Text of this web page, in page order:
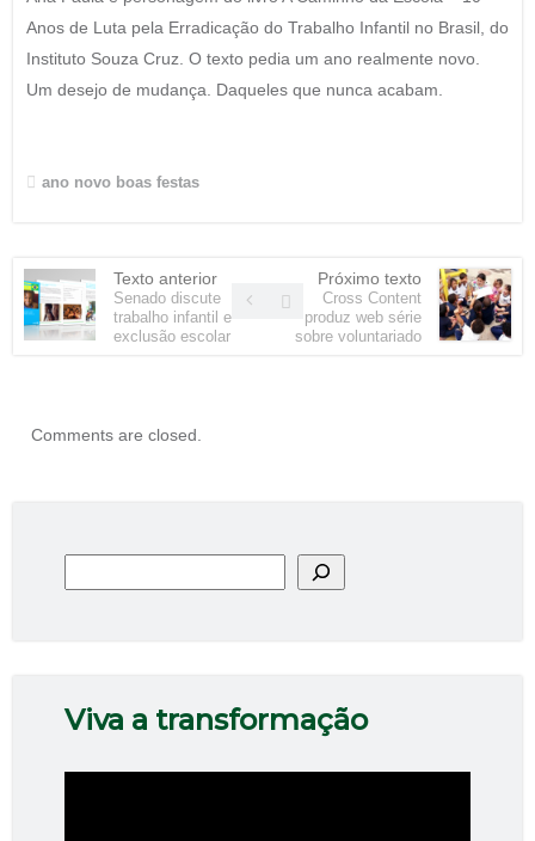
Anos de Luta pela Erradicação do Trabalho Infantil no Brasil, do
Instituto Souza Cruz. O texto pedia um ano realmente novo.
Um desejo de mudança. Daqueles que nunca acabam.
ano novo boas festas
Texto anterior
Senado discute
trabalho infantil e
exclusão escolar
Próximo texto
Cross Content
produz web série
sobre voluntariado
Comments are closed.
Viva a transformação